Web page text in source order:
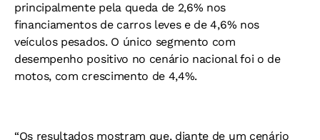
principalmente pela queda de 2,6% nos
financiamentos de carros leves e de 4,6% nos
veículos pesados. O único segmento com
desempenho positivo no cenário nacional foi o de
motos, com crescimento de 4,4%.
“Os resultados mostram que, diante de um cenário